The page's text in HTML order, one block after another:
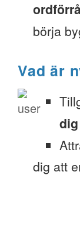
börja
Vad är
dig att